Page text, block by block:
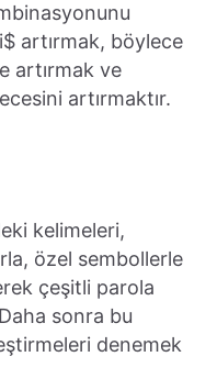
artırmak, böylece
artırmak ve
artırmaktır.
kelimeleri,
özel sembollerle
çeşitli parola
sonra bu
denemek